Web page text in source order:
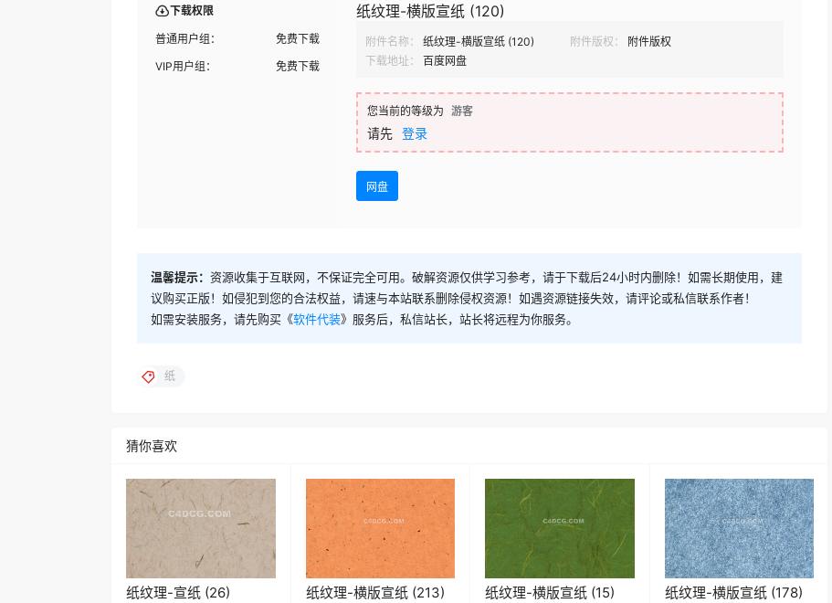
下载权限
普通用户组：
免费下载
VIP用户组：
免费下载
纸纹理-横版宣纸 (120)
附件名称： 纸纹理-横版宣纸 (120) 附件版权：
附件版权
下载地址：
百度网盘
您当前的等级为 游客
请先 登录
网盘
温馨提示： 资源收集于互联网，不保证完全可用。破解资源仅供学习参考，请于下载后24小时内删除！如需长期使用，建
议购买正版！如侵犯到您的合法权益，请速与本站联系删除侵权资源！如遇资源链接失效，请评论或私信联系作者！
如需安装服务，请先购买《软件代装》服务后，私信站长，站长将远程为你服务。
纸
猜你喜欢
纸纹理-宣纸 (26) 纸纹理-横版宣纸 (213) 纸纹理-横版宣纸 (15) 纸纹理-横版宣纸 (178)